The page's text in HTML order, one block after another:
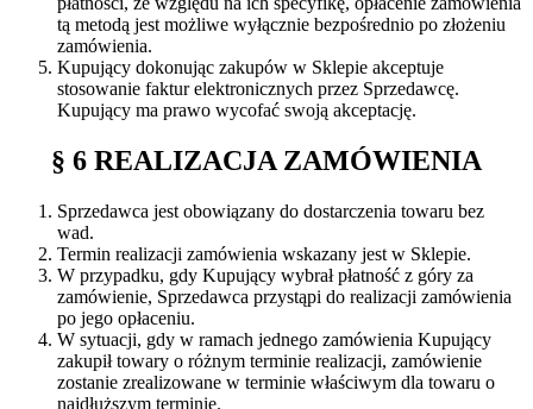
tą metodą jest możliwe wyłącznie bezpośrednio po złożeniu
zamówienia.
Kupujący dokonując zakupów w Sklepie akceptuje
stosowanie faktur elektronicznych przez Sprzedawcę.
Kupujący ma prawo wycofać swoją akceptację.
§ 6 REALIZACJA ZAMÓWIENIA
Sprzedawca jest obowiązany do dostarczenia towaru bez
wad.
Termin realizacji zamówienia wskazany jest w Sklepie.
W przypadku, gdy Kupujący wybrał płatność z góry za
zamówienie, Sprzedawca przystąpi do realizacji zamówienia
po jego opłaceniu.
W sytuacji, gdy w ramach jednego zamówienia Kupujący
zakupił towary o różnym terminie realizacji, zamówienie
zostanie zrealizowane w terminie właściwym dla towaru o
najdłuższym terminie.